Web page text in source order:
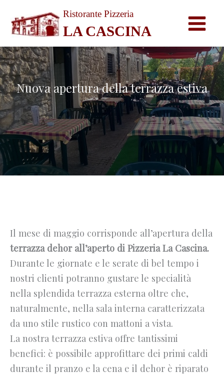
contenuto
Ristorante Pizzeria
LA CASCINA
Nuova apertura della terrazza estiva
Il mese di maggio corrisponde all’apertura della
terrazza dehor all’aperto di Pizzeria La Cascina.
Durante le giornate e le serate di bel tempo i
nostri clienti potranno gustare le specialità
nella splendida terrazza esterna oltre che,
naturalmente, nella sala interna caratterizzata
da uno stile rustico con mattoni a vista.
La nostra terrazza estiva offre tantissimi
benefici: è possibile approfittare dei primi caldi
durante il pranzo e la cena e il dehor è riparato